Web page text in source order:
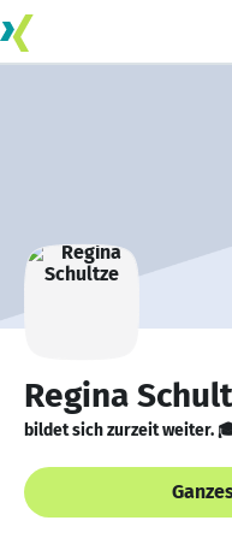
Regina
bildet sich zurzeit weiter.